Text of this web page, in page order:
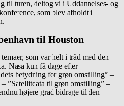
til turen, deltog vi i Uddannelses- og
som blev afholdt i
til Houston
som var helt i tråd med den
Nasa kun få dage efter
betydning for grøn omstilling” –
”Satellitdata til grøn omstilling” –
højere grad bidrage til den